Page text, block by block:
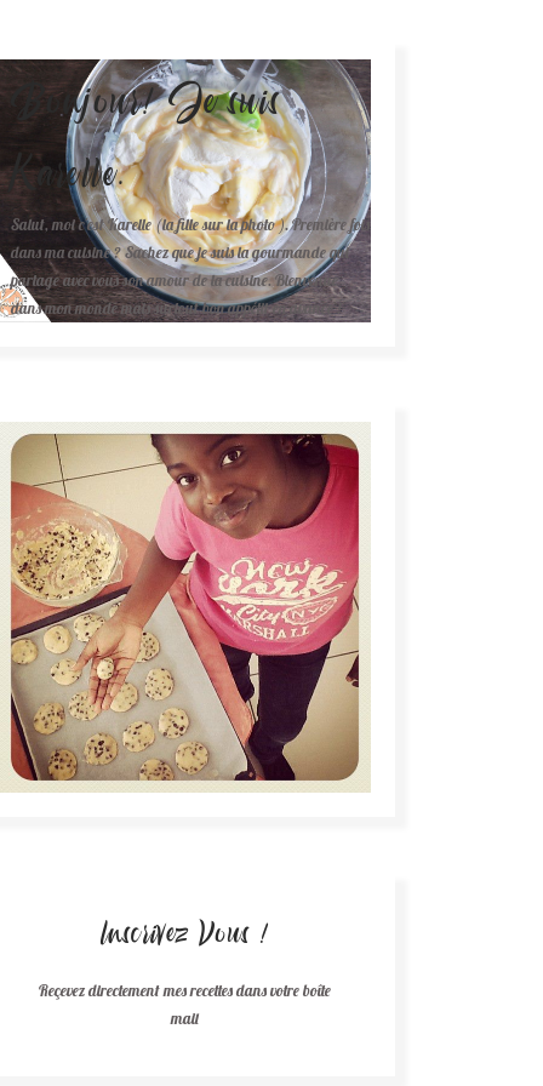
Bonjour! Je suis
Karelle.
Salut, moi c'est Karelle (la fille sur la photo ). Première fois
dans ma cuisine ? Sachez que je suis la gourmande qui
partage avec vous son amour de la cuisine. Bienvenue
dans mon monde mais surtout bon appétit en avance !
Inscrivez Vous !
Reçevez directement mes recettes dans votre boîte
mail